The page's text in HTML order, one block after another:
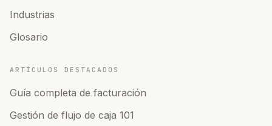
Industrias
Glosario
ARTÍCULOS DESTACADOS
Guía completa de facturación
Gestión de flujo de caja 101